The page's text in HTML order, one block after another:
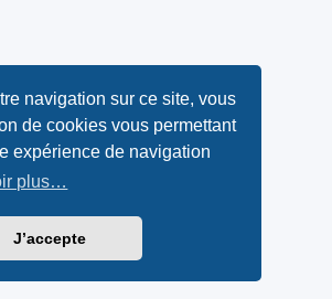
navigation sur ce site, vous
de cookies vous permettant
expérience de navigation
plus…
J’accepte